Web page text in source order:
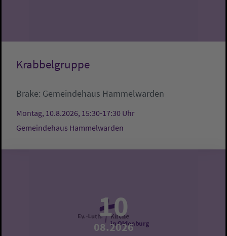
Krabbelgruppe
Brake: Gemeindehaus Hammelwarden
Montag, 10.8.2026, 15:30-17:30 Uhr
Gemeindehaus Hammelwarden
10
08.2026